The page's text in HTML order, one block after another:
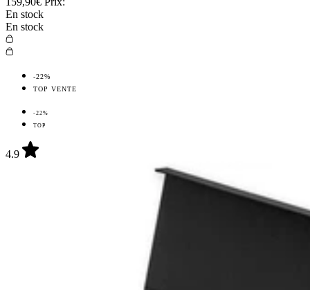
En stock
En stock
-22%
TOP VENTE
-22%
TOP
4.9